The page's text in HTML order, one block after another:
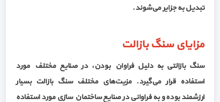
تبدیل به جزایر می‌شوند.
مزایای سنگ بازالت
سنگ‌ بازالتی به دلیل فراوان بودن، در صنایع مختلف مورد
استفاده قرار می‌گیرد. مزیت‌های مختلف سنگ بازالت بسیار
ارزشمند بوده و به فراوانی در صنایع ساختمان سازی مورد استفاده